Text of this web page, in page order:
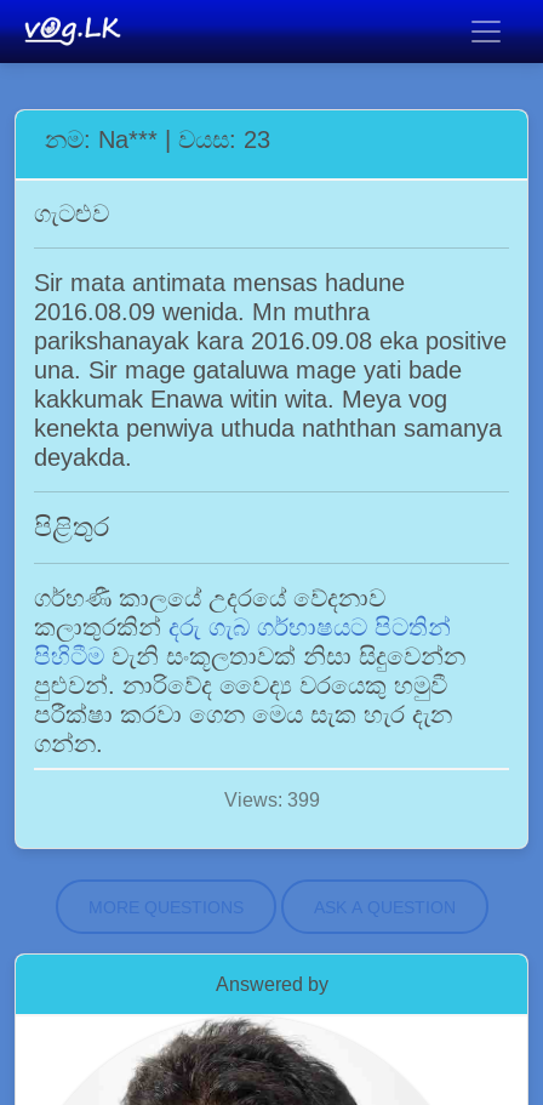
නම: Na*** | වයස: 23
ගැටළුව
Sir mata antimata mensas hadune
2016.08.09 wenida. Mn muthra
parikshanayak kara 2016.09.08 eka positive
una. Sir mage gataluwa mage yati bade
kakkumak Enawa witin wita. Meya vog
kenekta penwiya uthuda naththan samanya
deyakda.
පිළිතුර
ගර්භණී කාලයේ උදරයේ වේදනාව
කලාතුරකින් දරු ගැබ ගර්භාෂයට පිටතින්
පිහිටීම වැනි සංකූලතාවක් නිසා සිදුවෙන්න
පුළුවන්. නාරිවේද වෛද්‍ය වරයෙකු හමුවී
පරීක්ෂා කරවා ගෙන මෙය සැක හැර දැන
ගන්න.
Views: 399
MORE QUESTIONS ASK A QUESTION
Answered by